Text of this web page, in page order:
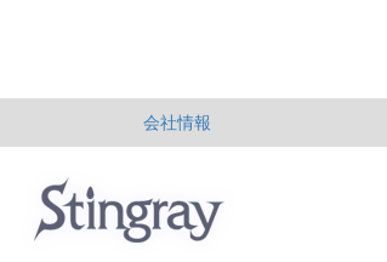
会社情報